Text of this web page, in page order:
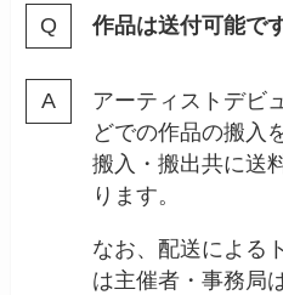
作品は送付可能で
アーティストデビ
どでの作品の搬入
搬入・搬出共に送
ります。
なお、配送による
は主催者・事務局